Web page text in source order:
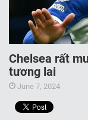
Chelsea rất
tương lai
June 7, 2024